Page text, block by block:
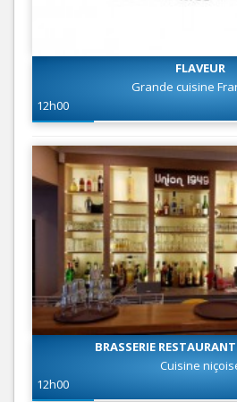
FLAVEUR
Grande cuisine
12h00
BRASSERIE
Cuisine
12h00